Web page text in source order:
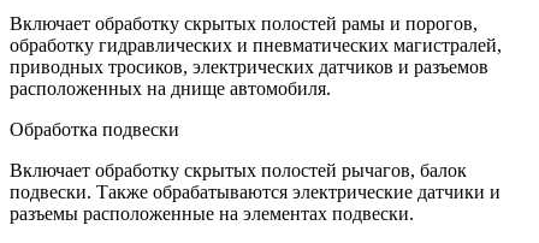
Включает обработку скрытых полостей рамы и порогов,
обработку гидравлических и пневматических магистралей,
приводных тросиков, электрических датчиков и разъемов
расположенных на днище автомобиля.
Обработка подвески
Включает обработку скрытых полостей рычагов, балок
подвески. Также обрабатываются электрические датчики и
разъемы расположенные на элементах подвески.